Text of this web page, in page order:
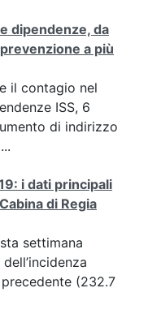
dipendenze, da
a più
il contagio nel
ISS, 6
di indirizzo
i dati principali
di Regia
settimana
(232.7